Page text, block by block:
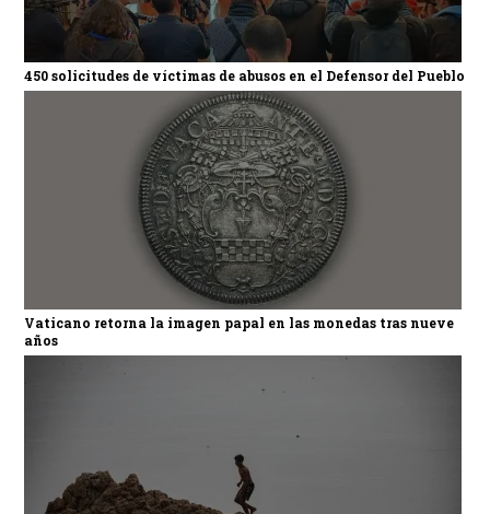
450 solicitudes de víctimas de abusos en el Defensor del Pueblo
Vaticano retorna la imagen papal en las monedas tras nueve
años